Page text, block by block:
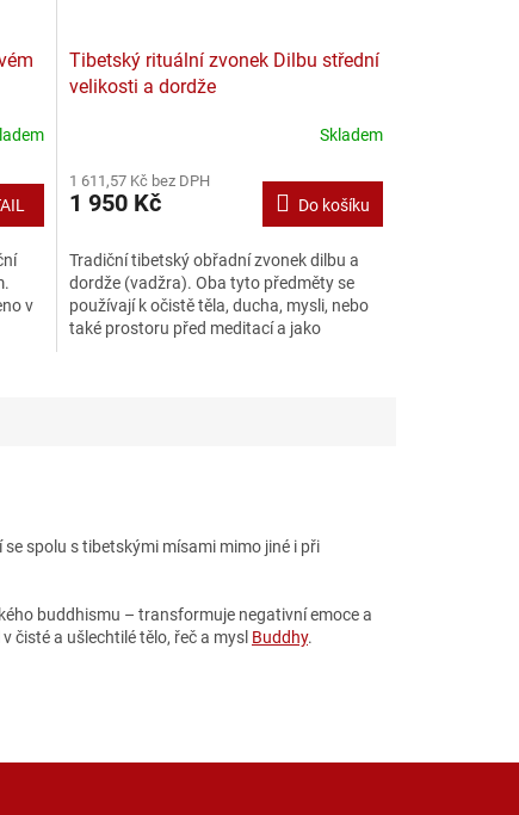
v
Tibetský rituální zvonek Dilbu střední
velikosti a dordže
Skladem
1 611,57 Kč bez DPH
1 950 Kč Do košíku
Tradiční tibetský obřadní zvonek dilbu a
dordže (vadžra). Oba tyto předměty se
používají k očistě těla, ducha, mysli, nebo
také prostoru před meditací a jako
spolu s tibetskými mísami mimo jiné i při
buddhismu – transformuje negativní emoce a
čisté a ušlechtilé tělo, řeč a mysl Buddhy.